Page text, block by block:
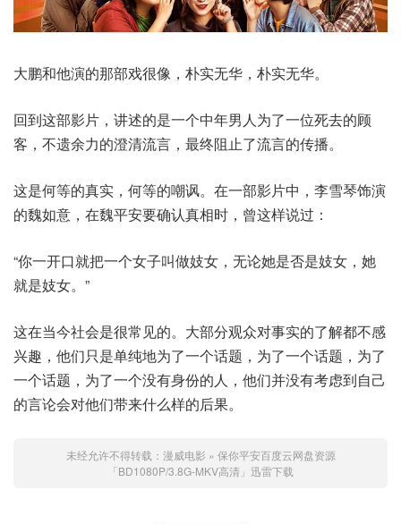
大鹏和他演的那部戏很像，朴实无华，朴实无华。
回到这部影片，讲述的是一个中年男人为了一位死去的顾
客，不遗余力的澄清流言，最终阻止了流言的传播。
这是何等的真实，何等的嘲讽。在一部影片中，李雪琴饰演
的魏如意，在魏平安要确认真相时，曾这样说过：
“你一开口就把一个女子叫做妓女，无论她是否是妓女，她
就是妓女。”
这在当今社会是很常见的。大部分观众对事实的了解都不感
兴趣，他们只是单纯地为了一个话题，为了一个话题，为了
一个话题，为了一个没有身份的人，他们并没有考虑到自己
的言论会对他们带来什么样的后果。
未经允许不得转载： 漫威电影 » 保你平安百度云网盘资源
「BD1080P/3.8G-MKV高清」迅雷下载